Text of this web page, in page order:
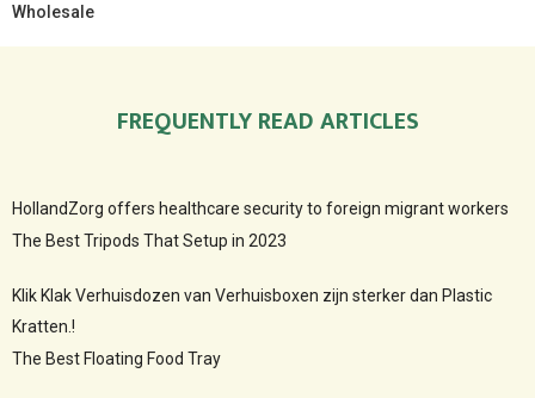
Wholesale
FREQUENTLY READ ARTICLES
HollandZorg offers healthcare security to foreign migrant workers
The Best Tripods That Setup in 2023
Klik Klak Verhuisdozen van Verhuisboxen zijn sterker dan Plastic
Kratten.!
The Best Floating Food Tray